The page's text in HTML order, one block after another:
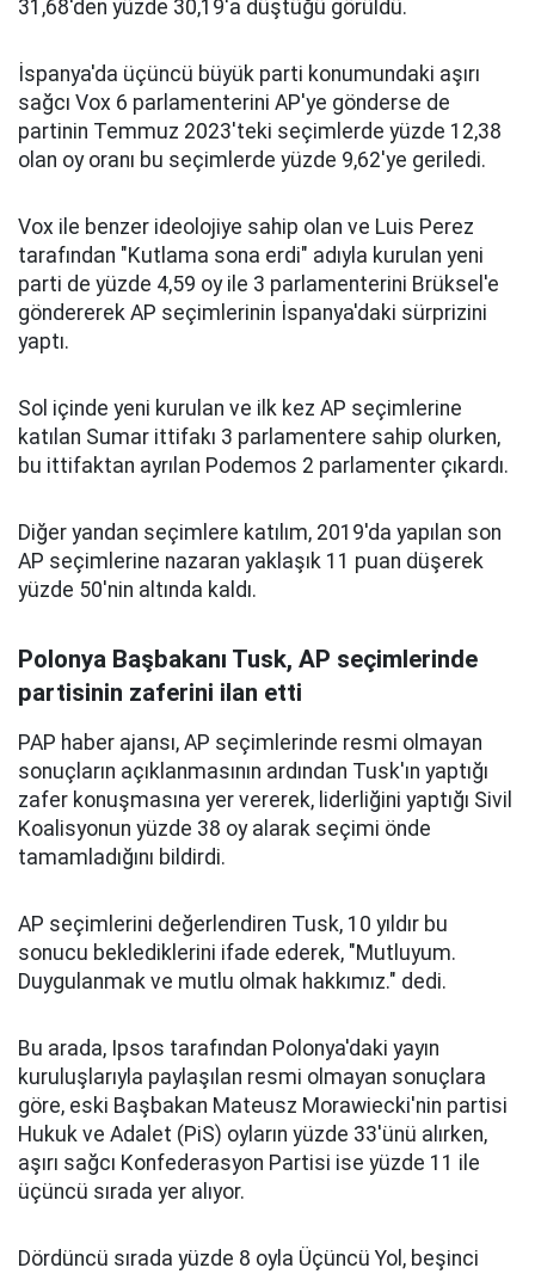
31,68'den yüzde 30,19'a düştüğü görüldü.
İspanya'da üçüncü büyük parti konumundaki aşırı
sağcı Vox 6 parlamenterini AP'ye gönderse de
partinin Temmuz 2023'teki seçimlerde yüzde 12,38
olan oy oranı bu seçimlerde yüzde 9,62'ye geriledi.
Vox ile benzer ideolojiye sahip olan ve Luis Perez
tarafından "Kutlama sona erdi" adıyla kurulan yeni
parti de yüzde 4,59 oy ile 3 parlamenterini Brüksel'e
göndererek AP seçimlerinin İspanya'daki sürprizini
yaptı.
Sol içinde yeni kurulan ve ilk kez AP seçimlerine
katılan Sumar ittifakı 3 parlamentere sahip olurken,
bu ittifaktan ayrılan Podemos 2 parlamenter çıkardı.
Diğer yandan seçimlere katılım, 2019'da yapılan son
AP seçimlerine nazaran yaklaşık 11 puan düşerek
yüzde 50'nin altında kaldı.
Polonya Başbakanı Tusk, AP seçimlerinde
partisinin zaferini ilan etti
PAP haber ajansı, AP seçimlerinde resmi olmayan
sonuçların açıklanmasının ardından Tusk'ın yaptığı
zafer konuşmasına yer vererek, liderliğini yaptığı Sivil
Koalisyonun yüzde 38 oy alarak seçimi önde
tamamladığını bildirdi.
AP seçimlerini değerlendiren Tusk, 10 yıldır bu
sonucu beklediklerini ifade ederek, "Mutluyum.
Duygulanmak ve mutlu olmak hakkımız." dedi.
Bu arada, Ipsos tarafından Polonya'daki yayın
kuruluşlarıyla paylaşılan resmi olmayan sonuçlara
göre, eski Başbakan Mateusz Morawiecki'nin partisi
Hukuk ve Adalet (PiS) oyların yüzde 33'ünü alırken,
aşırı sağcı Konfederasyon Partisi ise yüzde 11 ile
üçüncü sırada yer alıyor.
Dördüncü sırada yüzde 8 oyla Üçüncü Yol, beşinci